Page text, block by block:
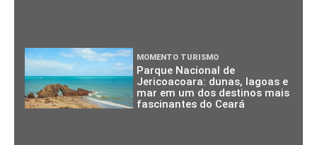
MOMENTO TURISMO
Parque Nacional de
Jericoacoara: dunas, lagoas e
mar em um dos destinos mais
fascinantes do Ceará